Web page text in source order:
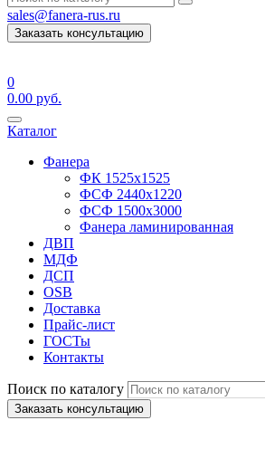
sales@fanera-rus.ru
Заказать консультацию
0
0.00 руб.
Каталог
Фанера
ФК 1525х1525
ФСФ 2440х1220
ФСФ 1500х3000
Фанера ламинированная
ДВП
МДФ
ДСП
OSB
Доставка
Прайс-лист
ГОСТы
Контакты
Поиск по каталогу
Заказать консультацию